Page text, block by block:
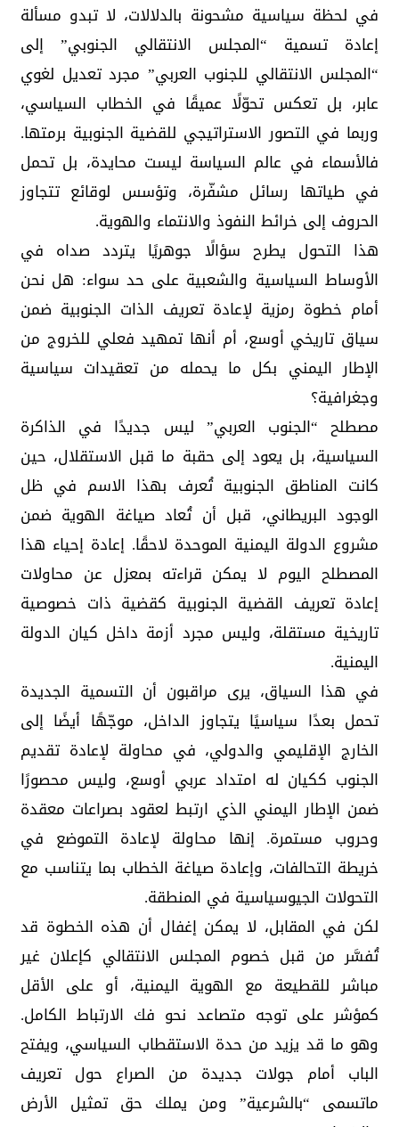
في لحظة سياسية مشحونة بالدلالات، لا تبدو مسألة
إعادة تسمية “المجلس الانتقالي الجنوبي” إلى
“المجلس الانتقالي للجنوب العربي” مجرد تعديل لغوي
عابر، بل تعكس تحوّلًا عميقًا في الخطاب السياسي،
وربما في التصور الاستراتيجي للقضية الجنوبية برمتها.
فالأسماء في عالم السياسة ليست محايدة، بل تحمل
في طياتها رسائل مشفّرة، وتؤسس لوقائع تتجاوز
الحروف إلى خرائط النفوذ والانتماء والهوية.
هذا التحول يطرح سؤالًا جوهريًا يتردد صداه في
الأوساط السياسية والشعبية على حد سواء: هل نحن
أمام خطوة رمزية لإعادة تعريف الذات الجنوبية ضمن
سياق تاريخي أوسع، أم أنها تمهيد فعلي للخروج من
الإطار اليمني بكل ما يحمله من تعقيدات سياسية
وجغرافية؟
مصطلح “الجنوب العربي” ليس جديدًا في الذاكرة
السياسية، بل يعود إلى حقبة ما قبل الاستقلال، حين
كانت المناطق الجنوبية تُعرف بهذا الاسم في ظل
الوجود البريطاني، قبل أن تُعاد صياغة الهوية ضمن
مشروع الدولة اليمنية الموحدة لاحقًا. إعادة إحياء هذا
المصطلح اليوم لا يمكن قراءته بمعزل عن محاولات
إعادة تعريف القضية الجنوبية كقضية ذات خصوصية
تاريخية مستقلة، وليس مجرد أزمة داخل كيان الدولة
اليمنية.
في هذا السياق، يرى مراقبون أن التسمية الجديدة
تحمل بعدًا سياسيًا يتجاوز الداخل، موجّهًا أيضًا إلى
الخارج الإقليمي والدولي، في محاولة لإعادة تقديم
الجنوب ككيان له امتداد عربي أوسع، وليس محصورًا
ضمن الإطار اليمني الذي ارتبط لعقود بصراعات معقدة
وحروب مستمرة. إنها محاولة لإعادة التموضع في
خريطة التحالفات، وإعادة صياغة الخطاب بما يتناسب مع
التحولات الجيوسياسية في المنطقة.
لكن في المقابل، لا يمكن إغفال أن هذه الخطوة قد
تُفسَّر من قبل خصوم المجلس الانتقالي كإعلان غير
مباشر للقطيعة مع الهوية اليمنية، أو على الأقل
كمؤشر على توجه متصاعد نحو فك الارتباط الكامل.
وهو ما قد يزيد من حدة الاستقطاب السياسي، ويفتح
الباب أمام جولات جديدة من الصراع حول تعريف
ماتسمى “بالشرعية” ومن يملك حق تمثيل الأرض